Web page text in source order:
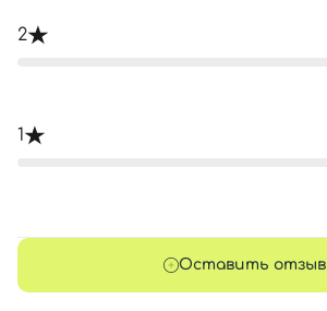
2
1
Оставить отзыв